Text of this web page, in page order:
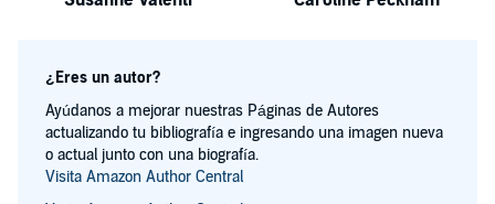
¿Eres un autor?
Ayúdanos a mejorar nuestras Páginas de Autores
actualizando tu bibliografía e ingresando una imagen nueva
o actual junto con una biografía.
Visita Amazon Author Central